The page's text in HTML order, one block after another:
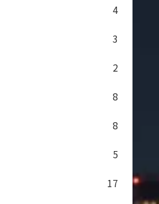
4
3
2
8
8
5
17